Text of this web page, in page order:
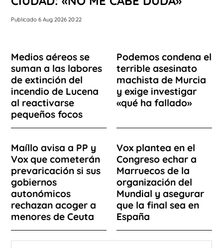
Publicado 6 Aug 2026 20:22
Medios aéreos se
suman a las labores
de extinción del
incendio de Lucena
al reactivarse
pequeños focos
Podemos condena el
terrible asesinato
machista de Murcia
y exige investigar
«qué ha fallado»
Maíllo avisa a PP y
Vox que cometerán
prevaricación si sus
gobiernos
autonómicos
rechazan acoger a
menores de Ceuta
Vox plantea en el
Congreso echar a
Marruecos de la
organización del
Mundial y asegurar
que la final sea en
España